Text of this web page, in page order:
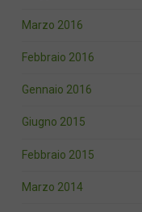
Marzo 2016
Febbraio 2016
Gennaio 2016
Giugno 2015
Febbraio 2015
Marzo 2014